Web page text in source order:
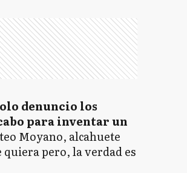
denuncio los
para inventar un
Moyano, alcahuete
pero, la verdad es